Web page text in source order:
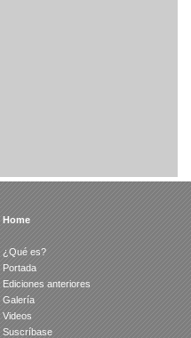
Home
¿Qué es?
Portada
Ediciones anteriores
Galería
Videos
Suscríbase